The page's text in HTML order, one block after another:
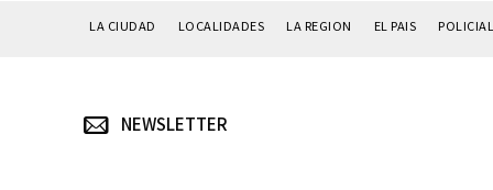
LA CIUDAD LOCALIDADES LA REGION EL PAIS
NEWSLETTER